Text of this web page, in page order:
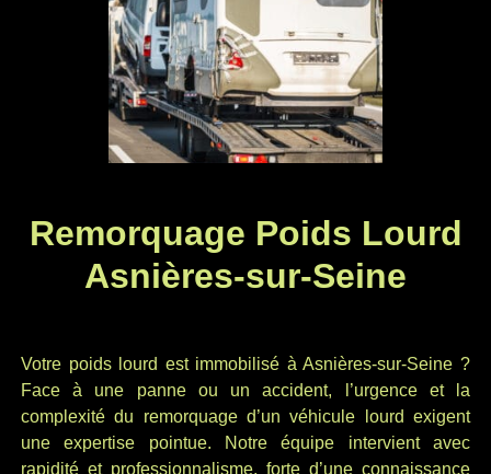
Remorquage Poids Lourd
Asnières-sur-Seine
Votre poids lourd est immobilisé à Asnières-sur-Seine ?
Face à une panne ou un accident, l’urgence et la
complexité du remorquage d’un véhicule lourd exigent
une expertise pointue. Notre équipe intervient avec
rapidité et professionnalisme, forte d’une connaissance